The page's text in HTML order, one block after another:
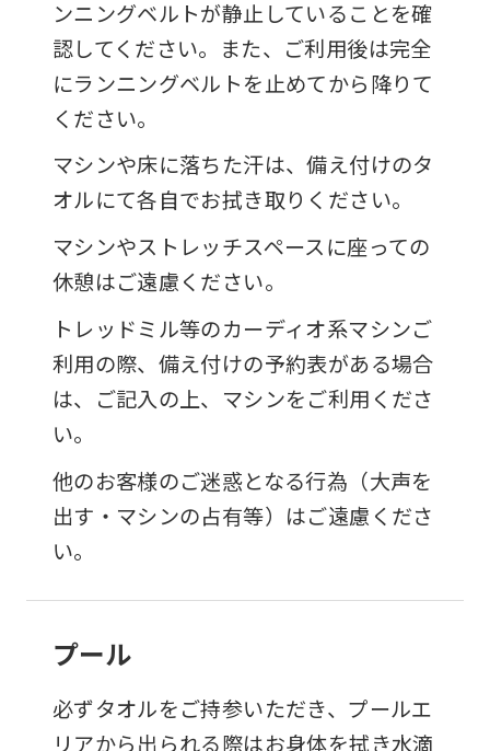
ンニングベルトが静止していることを確
認してください。また、ご利用後は完全
にランニングベルトを止めてから降りて
ください。
マシンや床に落ちた汗は、備え付けのタ
オルにて各自でお拭き取りください。
マシンやストレッチスペースに座っての
休憩はご遠慮ください。
トレッドミル等のカーディオ系マシンご
利用の際、備え付けの予約表がある場合
は、ご記入の上、マシンをご利用くださ
い。
他のお客様のご迷惑となる行為（大声を
出す・マシンの占有等）はご遠慮くださ
い。
プール
必ずタオルをご持参いただき、プールエ
リアから出られる際はお身体を拭き水滴